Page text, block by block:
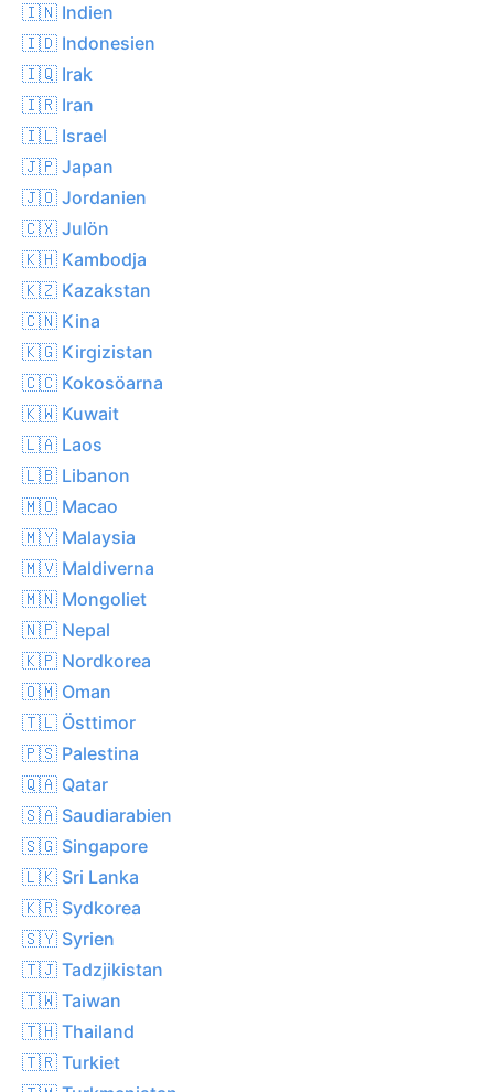
🇮🇳 Indien
🇮🇩 Indonesien
🇮🇶 Irak
🇮🇷 Iran
🇮🇱 Israel
🇯🇵 Japan
🇯🇴 Jordanien
🇨🇽 Julön
🇰🇭 Kambodja
🇰🇿 Kazakstan
🇨🇳 Kina
🇰🇬 Kirgizistan
🇨🇨 Kokosöarna
🇰🇼 Kuwait
🇱🇦 Laos
🇱🇧 Libanon
🇲🇴 Macao
🇲🇾 Malaysia
🇲🇻 Maldiverna
🇲🇳 Mongoliet
🇳🇵 Nepal
🇰🇵 Nordkorea
🇴🇲 Oman
🇹🇱 Östtimor
🇵🇸 Palestina
🇶🇦 Qatar
🇸🇦 Saudiarabien
🇸🇬 Singapore
🇱🇰 Sri Lanka
🇰🇷 Sydkorea
🇸🇾 Syrien
🇹🇯 Tadzjikistan
🇹🇼 Taiwan
🇹🇭 Thailand
🇹🇷 Turkiet